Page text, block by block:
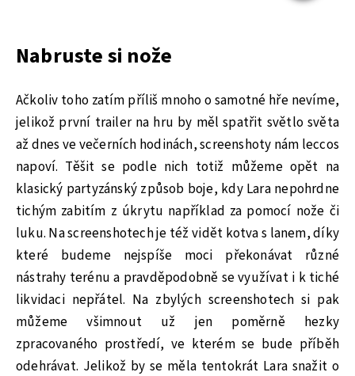
Nabruste si nože
Ačkoliv toho zatím příliš mnoho o samotné hře nevíme,
jelikož první trailer na hru by měl spatřit světlo světa
až dnes ve večerních hodinách, screenshoty nám leccos
napoví. Těšit se podle nich totiž můžeme opět na
klasický partyzánský způsob boje, kdy Lara nepohrdne
tichým zabitím z úkrytu například za pomocí nože či
luku. Na screenshotech je též vidět kotva s lanem, díky
které budeme nejspíše moci překonávat různé
nástrahy terénu a pravděpodobně se využívat i k tiché
likvidaci nepřátel. Na zbylých screenshotech si pak
můžeme všimnout už jen poměrně hezky
zpracovaného prostředí, ve kterém se bude příběh
odehrávat. Jelikož by se měla tentokrát Lara snažit o